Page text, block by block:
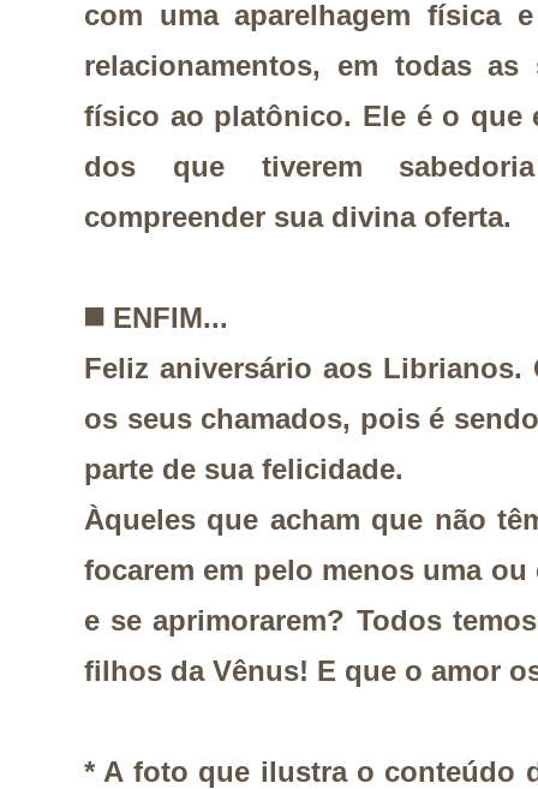
com uma aparelhagem física
relacionamentos, em todas as
físico ao platônico. Ele é o que
dos que tiverem
compreender sua divina oferta.
◼️ ENFIM...
Feliz aniversário aos Librianos.
os seus chamados, pois é
parte de sua felicidade.
Àqueles que acham que não
focarem em pelo menos uma
e se aprimorarem? Todos
filhos da Vênus! E que o amor
* A foto que ilustra o conteúdo